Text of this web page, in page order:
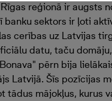
reģionā ir augsts
banku sektors ir ļoti
cerības uz Latvijas
datu, taču
pērn bija
Latvijā. Šīs pozīcijas
tādus mājokļus, kurus